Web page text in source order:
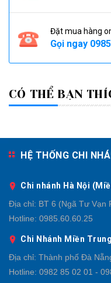
Đặt mua hàng
Gọi ngay
CÓ THỂ BẠN
HỆ THỐNG CHI
Chi nhánh Hà Nội
Địa chỉ: BT 6 (Ngã Tư Vạn
Hotline: 0985.60.60.25
Chi Nhánh Miền Trung
Địa chỉ: Thành phố Đà
Hotline: 0982 85 02 01 -